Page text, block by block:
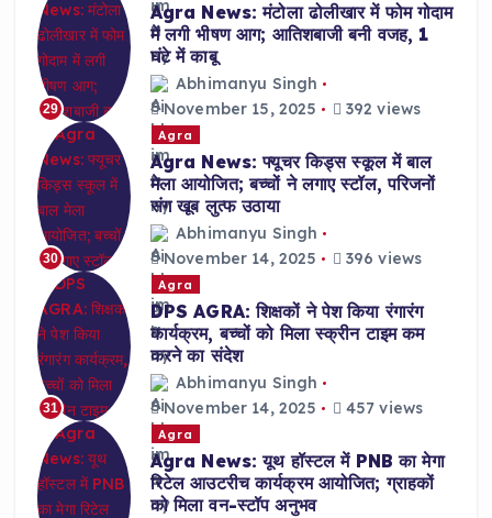
29
Agra News: मंटोला ढोलीखार में फोम गोदाम
में लगी भीषण आग; आतिशबाजी बनी वजह, 1
घंटे में काबू
Abhimanyu Singh
November 15, 2025
392 views
30
Agra
Agra News: फ्यूचर किड्स स्कूल में बाल
मेला आयोजित; बच्चों ने लगाए स्टॉल, परिजनों
संग खूब लुत्फ उठाया
Abhimanyu Singh
November 14, 2025
396 views
31
Agra
DPS AGRA: शिक्षकों ने पेश किया रंगारंग
कार्यक्रम, बच्चों को मिला स्क्रीन टाइम कम
करने का संदेश
Abhimanyu Singh
November 14, 2025
457 views
Agra
Agra News: यूथ हॉस्टल में PNB का मेगा
रिटेल आउटरीच कार्यक्रम आयोजित; ग्राहकों
को मिला वन-स्टॉप अनुभव